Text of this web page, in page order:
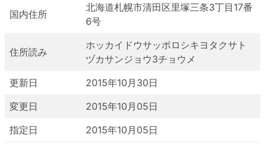
国内住所
北海道札幌市清田区里塚三条3丁目17番
6号
住所読み
ホッカイドウサッポロシキヨタクサト
ヅカサンジョウ3チョウメ
更新日
2015年10月30日
変更日
2015年10月05日
指定日
2015年10月05日